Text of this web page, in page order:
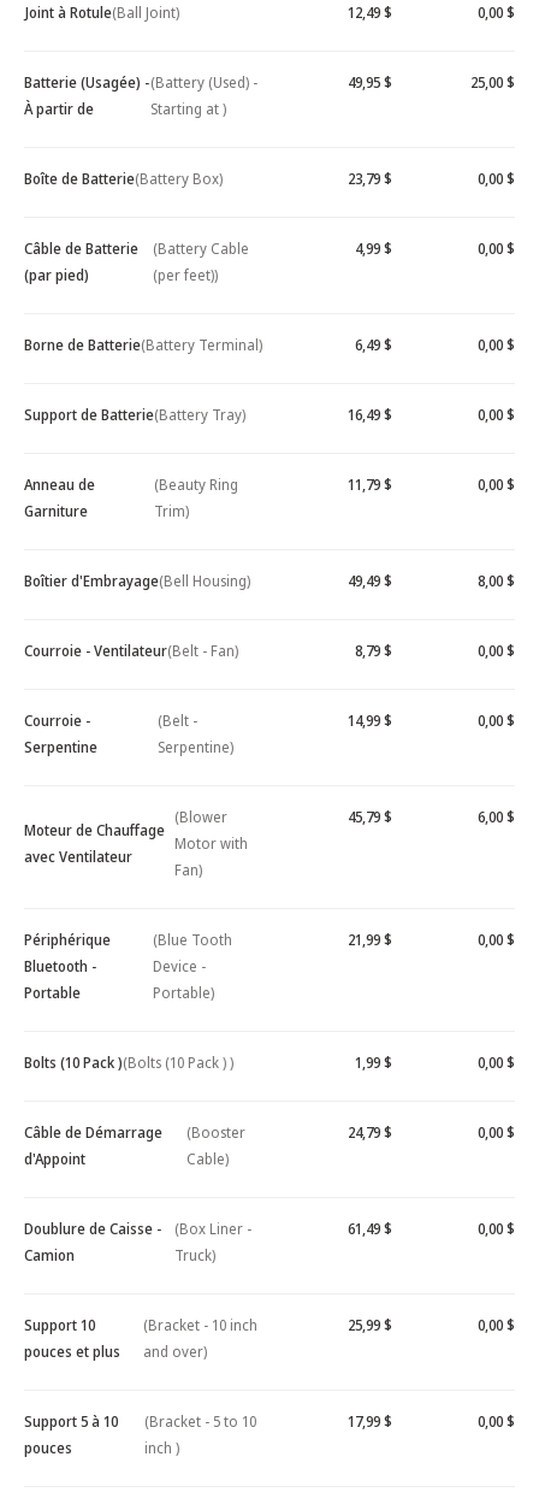
Joint à Rotule(Ball Joint) 12,49 $ 0,00 $
Batterie (Usagée) -
À partir de
(Battery (Used) -
Starting at )
49,95 $ 25,00 $
Boîte de Batterie(Battery Box) 23,79 $ 0,00 $
Câble de Batterie
(par pied)
(Battery Cable
(per feet))
4,99 $ 0,00 $
Borne de Batterie(Battery Terminal) 6,49 $ 0,00 $
Support de Batterie(Battery Tray) 16,49 $ 0,00 $
Anneau de
Garniture
(Beauty Ring
Trim)
11,79 $ 0,00 $
Boîtier d'Embrayage(Bell Housing) 49,49 $ 8,00 $
Courroie - Ventilateur(Belt - Fan) 8,79 $ 0,00 $
Courroie -
Serpentine
(Belt -
Serpentine)
14,99 $ 0,00 $
Moteur de Chauffage
avec Ventilateur
(Blower
Motor with
Fan)
45,79 $ 6,00 $
Périphérique
Bluetooth -
Portable
(Blue Tooth
Device -
Portable)
21,99 $ 0,00 $
Bolts (10 Pack )(Bolts (10 Pack ) ) 1,99 $ 0,00 $
Câble de Démarrage
d'Appoint
(Booster
Cable)
24,79 $ 0,00 $
Doublure de Caisse -
Camion
(Box Liner -
Truck)
61,49 $ 0,00 $
Support 10
pouces et plus
(Bracket - 10 inch
and over)
25,99 $ 0,00 $
Support 5 à 10
pouces
(Bracket - 5 to 10
inch )
17,99 $ 0,00 $